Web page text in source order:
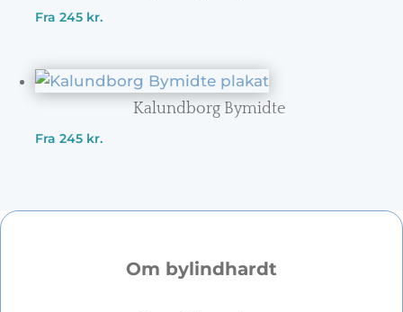
Fra245 kr.
Kalundborg Bymidte
Fra245 kr.
Om bylindhardt